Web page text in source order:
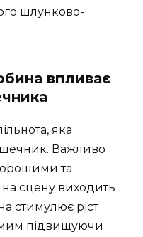
шлунково-
впливає
яка
Важливо
та
на сцену виходить
стимулює ріст
підвищуючи